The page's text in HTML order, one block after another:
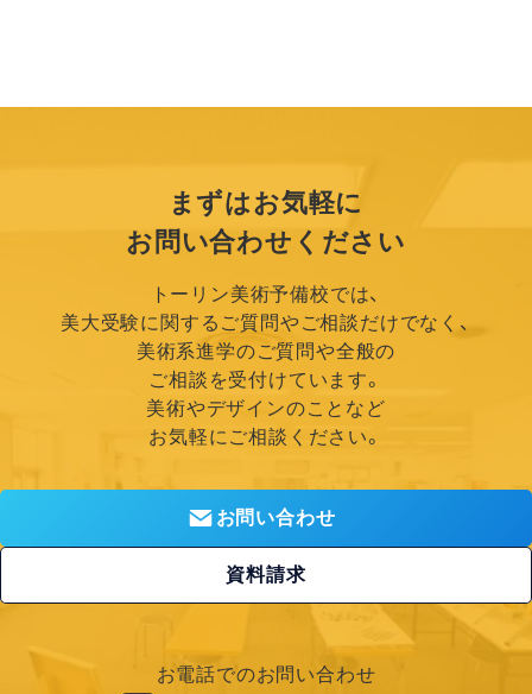
まずはお気軽に
お問い合わせください
トーリン美術予備校では、
美大受験に関するご質問やご相談だけでなく、
美術系進学のご質問や全般の
ご相談を受付けています。
美術やデザインのことなど
お気軽にご相談ください。
お問い合わせ
資料請求
お電話でのお問い合わせ